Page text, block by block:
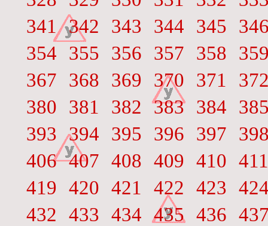
341
342 343 344 345
354
355 356 357 358
367
368 369 370 371
380
381 382 383 384
393 394 395 396 397
406 407 408 409 410 411
419 420 421 422 423
432
433 434 435 436